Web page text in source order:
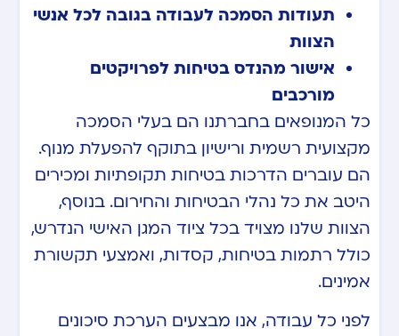
תעודות הסמכה לעבודה בגובה לכל אנשי
הצוות
אישור מהנדס בטיחות לפרויקטים
מורכבים
כל המנופאים בחברתנו הם בעלי הסמכה
מקצועית רשמית ורישיון בתוקף להפעלת מנוף.
הם עוברים הדרכות בטיחות תקופתיות ומכירים
היטב את כל נהלי הבטיחות והחירום. בנוסף,
הצוות שלנו מצויד בכל ציוד המגן האישי הנדרש,
כולל רתמות בטיחות, קסדות, ואמצעי תקשורת
אמינים.
לפני כל עבודה, אנו מבצעים הערכת סיכונים